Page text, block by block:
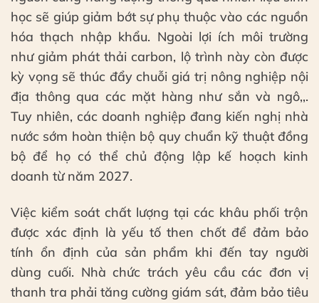
học sẽ giúp giảm bớt sự phụ thuộc vào các nguồn
hóa thạch nhập khẩu. Ngoài lợi ích môi trường
như giảm phát thải carbon, lộ trình này còn được
kỳ vọng sẽ thúc đẩy chuỗi giá trị nông nghiệp nội
địa thông qua các mặt hàng như sắn và ngô,,.
Tuy nhiên, các doanh nghiệp đang kiến nghị nhà
nước sớm hoàn thiện bộ quy chuẩn kỹ thuật đồng
bộ để họ có thể chủ động lập kế hoạch kinh
doanh từ năm 2027.
Việc kiểm soát chất lượng tại các khâu phối trộn
được xác định là yếu tố then chốt để đảm bảo
tính ổn định của sản phẩm khi đến tay người
dùng cuối. Nhà chức trách yêu cầu các đơn vị
thanh tra phải tăng cường giám sát, đảm bảo tiêu